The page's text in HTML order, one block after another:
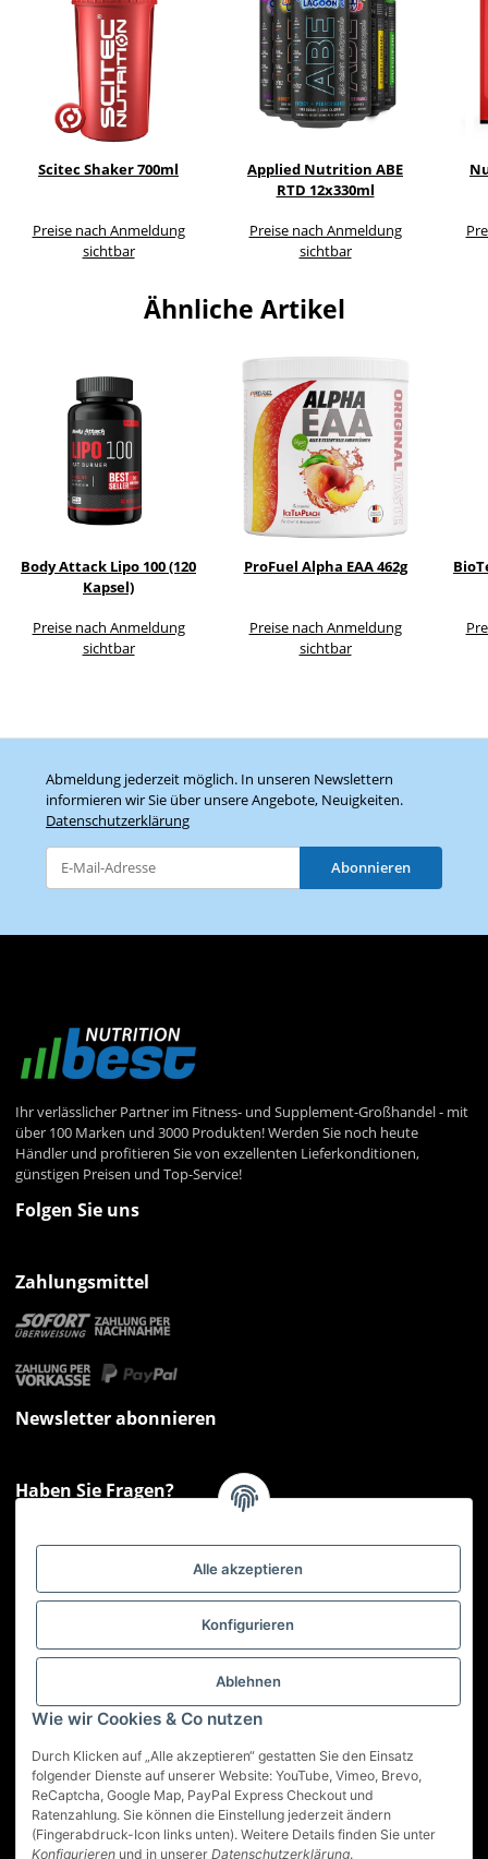
Alle akzeptieren
Konfigurieren
Ablehnen
Wie wir Cookies & Co nutzen
Durch Klicken auf „Alle akzeptieren“ gestatten Sie den Einsatz
folgender Dienste auf unserer Website: YouTube, Vimeo, Brevo,
ReCaptcha, Google Map, PayPal Express Checkout und
Ratenzahlung. Sie können die Einstellung jederzeit ändern
(Fingerabdruck-Icon links unten). Weitere Details finden Sie unter
Konfigurieren und in unserer Datenschutzerklärung.
Scitec Shaker 700ml
Preise nach Anmeldung
sichtbar
Applied Nutrition ABE
RTD 12x330ml
Preise nach Anmeldung
sichtbar
Ähnliche Artikel
Body Attack Lipo 100 (120
Kapsel)
Preise nach Anmeldung
sichtbar
ProFuel Alpha EAA 462g
Preise nach Anmeldung
sichtbar
Abmeldung jederzeit möglich. In unseren Newslettern
informieren wir Sie über unsere Angebote, Neuigkeiten.
Datenschutzerklärung
Abonnieren
Ihr verlässlicher Partner im Fitness- und Supplement-Großhandel - mit
über 100 Marken und 3000 Produkten! Werden Sie noch heute
Händler und profitieren Sie von exzellenten Lieferkonditionen,
günstigen Preisen und Top-Service!
Folgen Sie uns
Zahlungsmittel
Newsletter abonnieren
Haben Sie Fragen?
Montag - Freitag: 09:00 - 17:00 Uhr
Gesetzliche Informationen
Service
Vertrag widerrufen
* Alle Preise inkl. gesetzlicher USt., zzgl. Versand